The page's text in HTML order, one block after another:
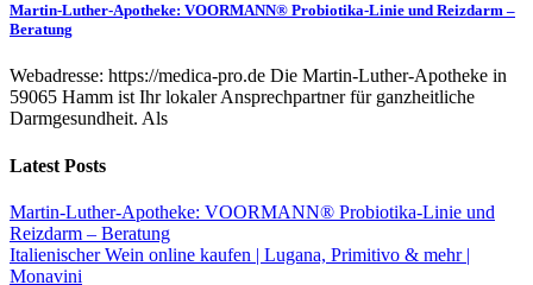
Martin-Luther-Apotheke: VOORMANN® Probiotika-Linie und Reizdarm –
Beratung
Webadresse: https://medica-pro.de Die Martin-Luther-Apotheke in
59065 Hamm ist Ihr lokaler Ansprechpartner für ganzheitliche
Darmgesundheit. Als
Latest Posts
Martin-Luther-Apotheke: VOORMANN® Probiotika-Linie und
Reizdarm – Beratung
Italienischer Wein online kaufen | Lugana, Primitivo & mehr |
Monavini